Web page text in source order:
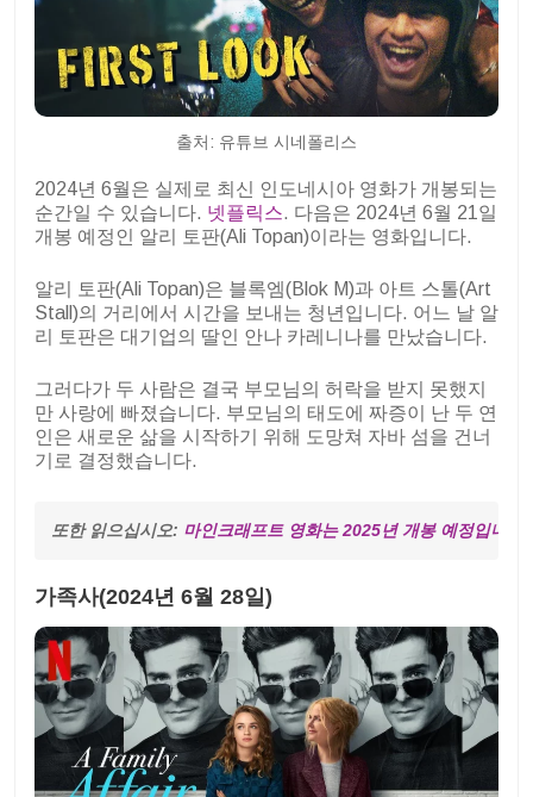
출처: 유튜브 시네폴리스
2024년 6월은 실제로 최신 인도네시아 영화가 개봉되는
순간일 수 있습니다. 넷플릭스. 다음은 2024년 6월 21일
개봉 예정인 알리 토판(Ali Topan)이라는 영화입니다.
알리 토판(Ali Topan)은 블록엠(Blok M)과 아트 스톨(Art
Stall)의 거리에서 시간을 보내는 청년입니다. 어느 날 알
리 토판은 대기업의 딸인 안나 카레니나를 만났습니다.
그러다가 두 사람은 결국 부모님의 허락을 받지 못했지
만 사랑에 빠졌습니다. 부모님의 태도에 짜증이 난 두 연
인은 새로운 삶을 시작하기 위해 도망쳐 자바 섬을 건너
기로 결정했습니다.
또한 읽으십시오: 마인크래프트 영화는 2025년 개봉 예정입니다
가족사(2024년 6월 28일)